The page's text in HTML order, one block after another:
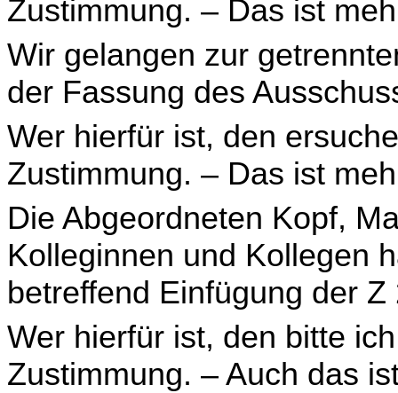
Zustimmung. – Das ist
Wir gelangen zur
der Fassung des
Wer hierfür ist, den
Zustimmung. – Das ist
Die Abgeordneten Kopf,
Kolleginnen und Kollegen
betreffend Einfügung der
Wer hierfür ist, den bitte
Zustimmung. – Auch das